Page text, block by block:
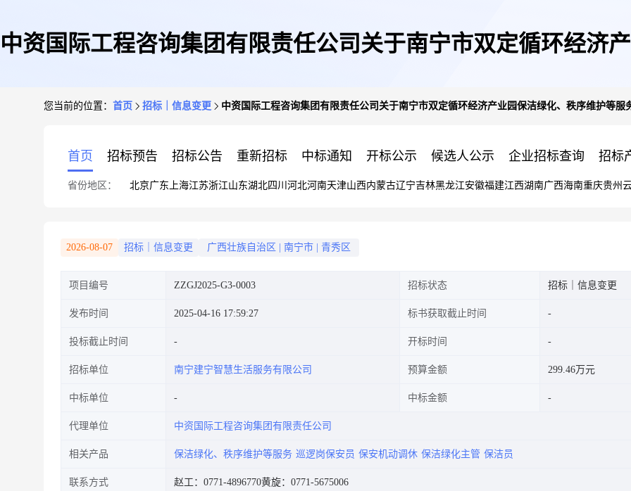
中资国际工程咨询集团有限责任公司关于南宁市双定循环经济
您当前的位置： 首页 招标｜信息变更 中资国际工程咨询集团有限责任公司关于南宁市双定循环经济产业园保洁绿化、秩序维护等服
首页 招标预告 招标公告 重新招标 中标通知 开标公示 候选人公示 企业招标查询 招标
省份地区： 北京广东 上海江苏浙江山东湖北四川 河北河南天津山西内蒙古辽宁吉林黑龙江安徽福建江西湖南广西海南重庆贵州
2026-08-07 招标｜信息变更 广西壮族自治区 南宁市 青秀区
项目编号 ZZGJ2025-G3-0003 招标状态 招标｜信息变更
发布时间 2025-04-16 17:59:27 标书获取截止时间
投标截止时间 开标时间
招标单位 南宁建宁智慧生活服务有限公司 预算金额 299.46万元
中标单位 中标金额
代理单位 中资国际工程咨询集团有限责任公司
相关产品 保洁绿化、秩序维护等服务 巡逻岗保安员 保安机动调休 保洁绿化主管 保洁员
联系方式 赵工：0771-4896770黄旋：0771-5675006